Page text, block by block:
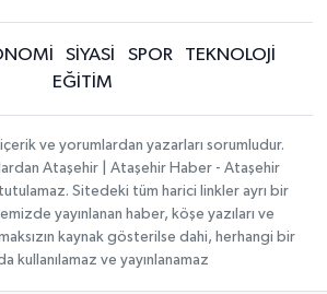
SİYASİ SPOR
TEKNOLOJİ
EĞİTİM
ve yorumlardan yazarları sorumludur.
Ataşehir | Ataşehir Haber - Ataşehir
Sitedeki tüm harici linkler ayrı bir
yayınlanan haber, köşe yazıları ve
kaynak gösterilse dahi, herhangi bir
kullanılamaz ve yayınlanamaz